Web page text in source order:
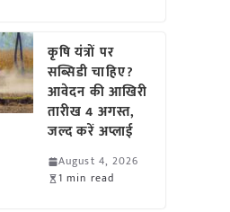
कृषि यंत्रों पर
सब्सिडी चाहिए?
आवेदन की आखिरी
तारीख 4 अगस्त,
जल्द करें अप्लाई
August 4, 2026
1 min read